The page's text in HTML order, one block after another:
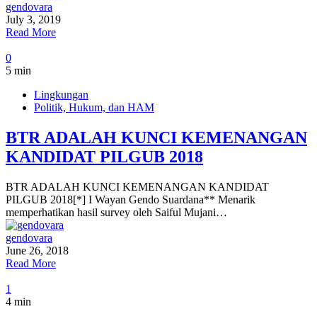
gendovara
July 3, 2019
Read More
0
5 min
Lingkungan
Politik, Hukum, dan HAM
BTR ADALAH KUNCI KEMENANGAN
KANDIDAT PILGUB 2018
BTR ADALAH KUNCI KEMENANGAN KANDIDAT
PILGUB 2018[*] I Wayan Gendo Suardana** Menarik
memperhatikan hasil survey oleh Saiful Mujani…
gendovara
June 26, 2018
Read More
1
4 min